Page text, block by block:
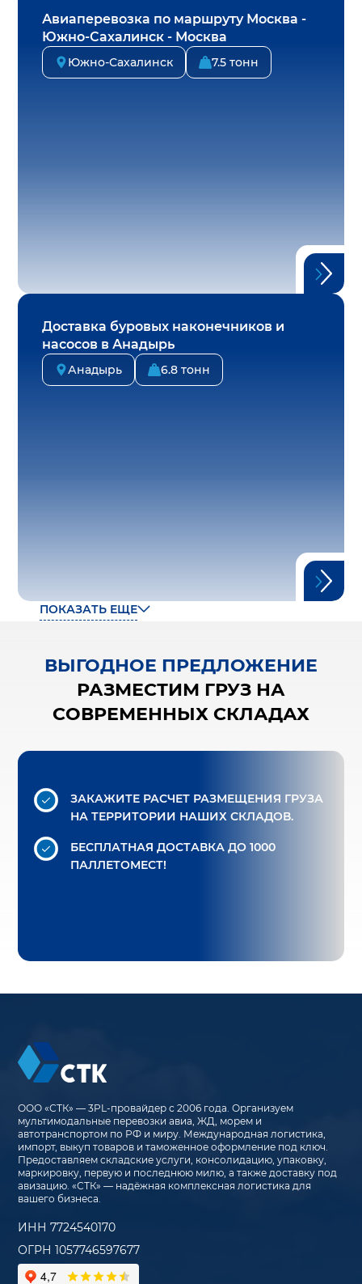
Авиаперевозка по маршруту Москва -
Южно-Сахалинск - Москва
Южно-Сахалинск 7.5 тонн
Доставка буровых наконечников и
насосов в Анадырь
Анадырь 6.8 тонн
ПОКАЗАТЬ ЕЩЕ
ВЫГОДНОЕ ПРЕДЛОЖЕНИЕ
РАЗМЕСТИМ ГРУЗ НА
СОВРЕМЕННЫХ СКЛАДАХ
ЗАКАЖИТЕ РАСЧЕТ РАЗМЕЩЕНИЯ ГРУЗА
НА ТЕРРИТОРИИ НАШИХ СКЛАДОВ.
БЕСПЛАТНАЯ ДОСТАВКАДО 1000
ПАЛЛЕТОМЕСТ!
ООО «СТК» — 3PL-провайдер с 2006 года. Организуем
мультимодальные перевозки авиа, ЖД, морем и
автотранспортом по РФ и миру. Международная логистика,
импорт, выкуп товаров и таможенное оформление под ключ.
Предоставляем складские услуги, консолидацию, упаковку,
маркировку, первую и последнюю милю, а также доставку под
авизацию. «СТК» — надёжная комплексная логистика для
вашего бизнеса.
ИНН 7724540170
ОГРН 1057746597677